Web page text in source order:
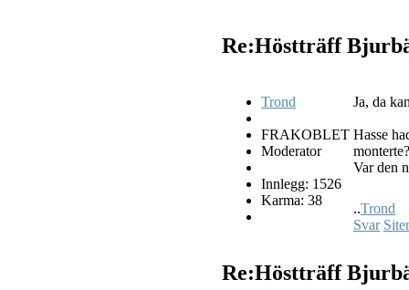
Re:Höstträff
Trond
FRAKOBLET
Moderator
Innlegg: 1526
Karma: 38
Ja, da
Hasse
monterte?
Var den
..Trond
Svar Siter
Re:Höstträff